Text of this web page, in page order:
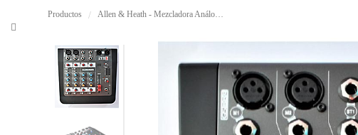
Productos Allen & Heath - Mezcladora Análoga con 6 Entradas Serie ZED Mod.ZED-6